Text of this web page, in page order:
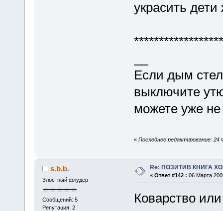
украсить
Если дым
выключите
можете уже
« Последнее редактирование: 24
s.b.b.
Злостный флудер
Сообщений: 5
Репутация: 2
Re: ПОЗИТИВ КНИГА
« Ответ #142 : 06 Марта
Коварство